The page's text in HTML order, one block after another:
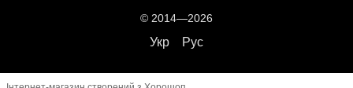
© 2014—2026
Укр Рус